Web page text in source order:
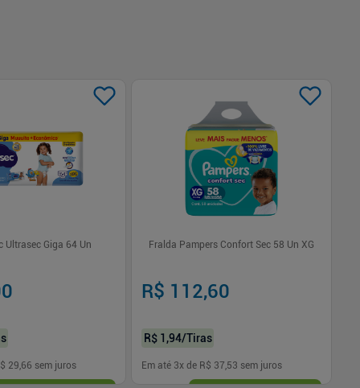
Ultrasec Giga 64 Un
29,66 sem juros
Fralda Pampers Confort Sec 58 Un XG
R$ 112,60
R$ 1,94/Tiras
Em até 3x de R$ 37,53 sem juros